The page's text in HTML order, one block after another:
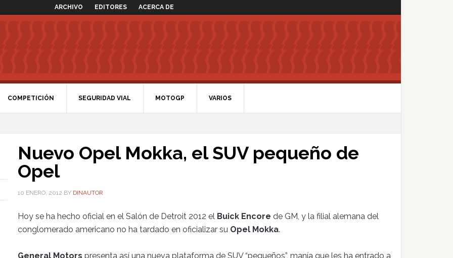
ARCHIVO EDITORES ACERCA DE
COMPETICIÓN SEGURIDAD VIAL MOTOGP VARIOS
Nuevo Opel Mokka, el SUV pequeño de
Opel
10 ENERO, 2012 BY DINAUTOR
Hoy se ha hecho oficial en el Salón de Detroit 2012 el Buick Encore de GM, y la filial alemana del
conglomerado americano no ha tardado en oficializar su Opel Mokka.
General Motors presenta así una nueva plataforma de SUV “pequeños”, manía que les ha entrado a